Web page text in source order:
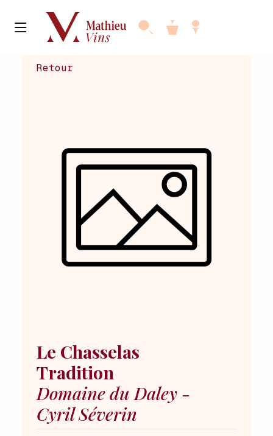
Retour
Le Chasselas
Tradition
Domaine du Daley -
Cyril Séverin